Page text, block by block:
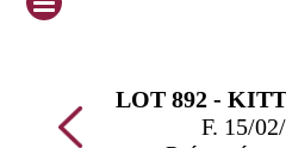
LOT 892 -
F. 15/